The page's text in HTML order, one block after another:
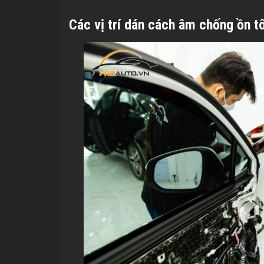
Các vị trí dán cách âm chống ồn